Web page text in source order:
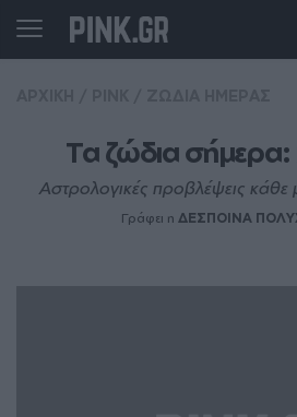
Τα ζώδια σήμερα:
Αστρολογικές προβλέψεις
Γράφει η ΔΕΣΠΟΙΝΑ